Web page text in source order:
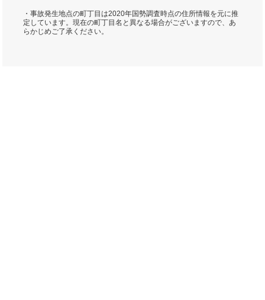
・事故発生地点の町丁目は2020年国勢調査時点の住所情報を元に推
定しています。現在の町丁目名と異なる場合がございますので、あ
らかじめご了承ください。